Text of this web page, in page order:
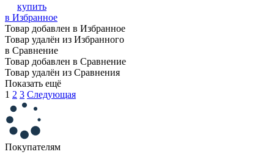
купить
в Избранное
Товар добавлен в Избранное
Товар удалён из Избранного
в Сравнение
Товар добавлен в Сравнение
Товар удалён из Сравнения
Показать ещё
1 2 3 Следующая
Покупателям